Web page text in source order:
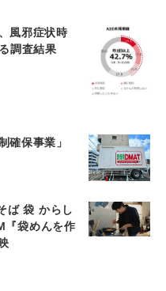
風邪症状時
調査結果
確保事業」
ば 袋 からし
『袋めんを作